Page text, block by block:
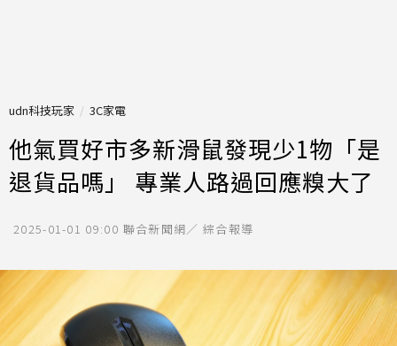
udn科技玩家 3C家電
他氣買好市多新滑鼠發現少1物「是
退貨品嗎」 專業人路過回應糗大了
2025-01-01 09:00 聯合新聞網／ 綜合報導